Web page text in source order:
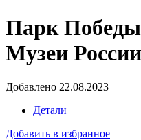
Парк
Музеи России
Добавлено 22.08.2023
Детали
Добавить в избранное